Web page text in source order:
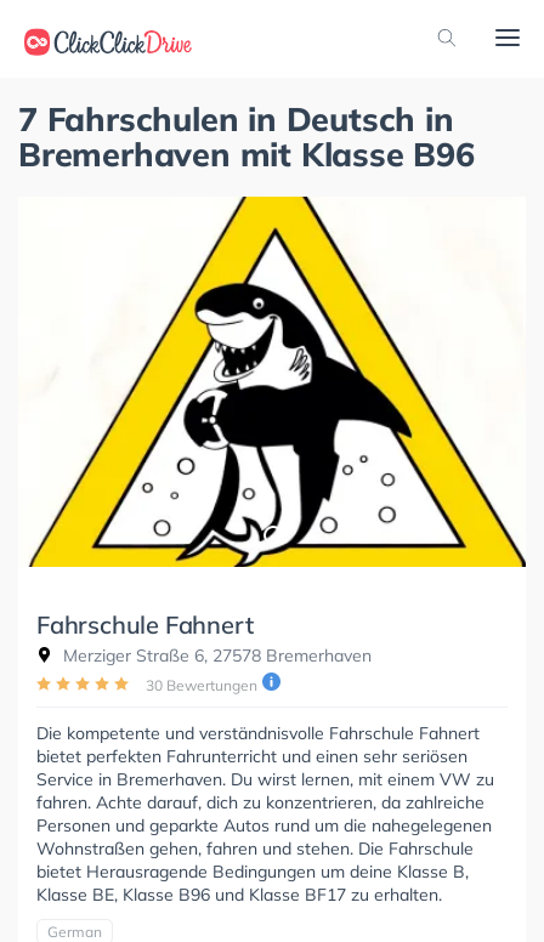
7 Fahrschulen in Deutsch in
Bremerhaven mit Klasse B96
Fahrschule Fahnert
Merziger Straße 6, 27578 Bremerhaven
30 Bewertungen
Die kompetente und verständnisvolle Fahrschule Fahnert
bietet perfekten Fahrunterricht und einen sehr seriösen
Service in Bremerhaven. Du wirst lernen, mit einem VW zu
fahren. Achte darauf, dich zu konzentrieren, da zahlreiche
Personen und geparkte Autos rund um die nahegelegenen
Wohnstraßen gehen, fahren und stehen. Die Fahrschule
bietet Herausragende Bedingungen um deine Klasse B,
Klasse BE, Klasse B96 und Klasse BF17 zu erhalten.
German